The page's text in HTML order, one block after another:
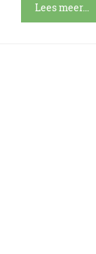
Lees meer...